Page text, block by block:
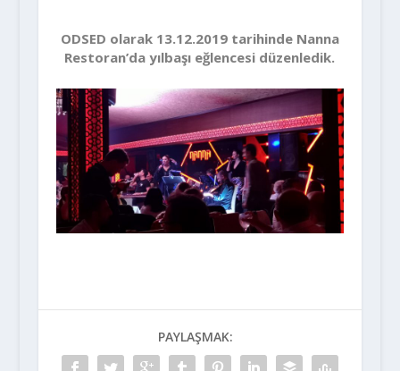
ODSED olarak 13.12.2019 tarihinde Nanna
Restoran’da yılbaşı eğlencesi düzenledik.
PAYLAŞMAK: